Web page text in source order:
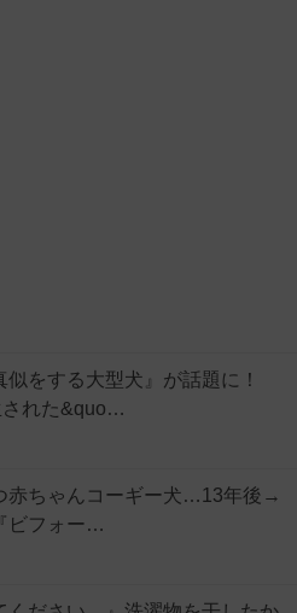
似をする大型犬』が話題に！
された&quo…
赤ちゃんコーギー犬…13年後→
ビフォー…